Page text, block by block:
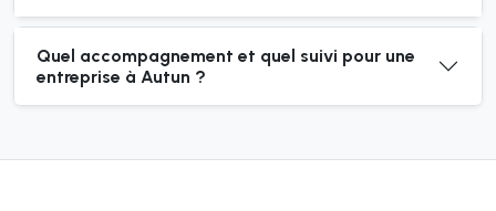
Quel accompagnement et quel suivi pour une
entreprise à Autun ?